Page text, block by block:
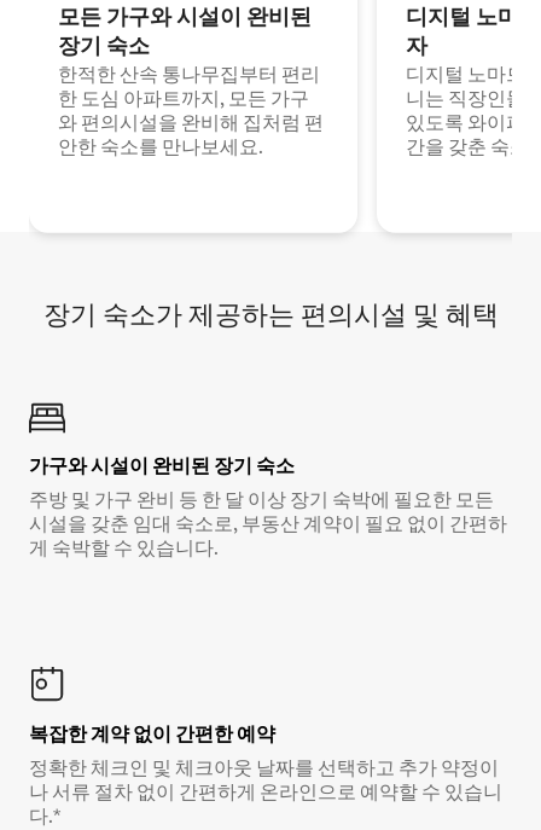
모든 가구와 시설이 완비된
장기 숙소
한적한 산속 통나무집부터 편리
한 도심 아파트까지, 모든 가구
와 편의시설을 완비해 집처럼 편
안한 숙소를 만나보세요.
디지털 노마
자
디지털 노마드
니는 직장인들
있도록 와이파
간을 갖춘 숙소
장기 숙소가 제공하는 편의시설 및 혜택
가구와 시설이 완비된 장기 숙소
주방 및 가구 완비 등 한 달 이상 장기 숙박에 필요한 모든
시설을 갖춘 임대 숙소로, 부동산 계약이 필요 없이 간편하
게 숙박할 수 있습니다.
복잡한 계약 없이 간편한 예약
정확한 체크인 및 체크아웃 날짜를 선택하고 추가 약정이
나 서류 절차 없이 간편하게 온라인으로 예약할 수 있습니
다.*